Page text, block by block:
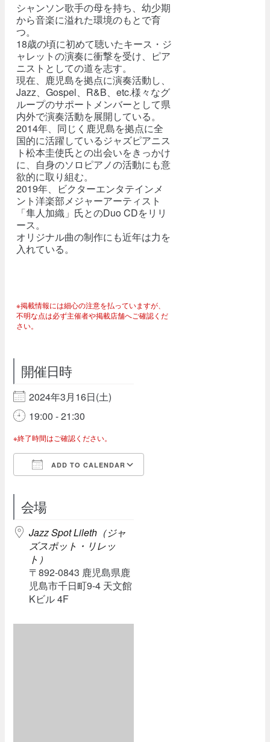
シャンソン歌手の母を持ち、幼少期
から音楽に溢れた環境のもとで育
つ。
18歳の頃に初めて聴いたキース・ジ
ャレットの演奏に衝撃を受け、ピア
ニストとしての道を志す。
現在、鹿児島を拠点に演奏活動し、
Jazz、Gospel、R&B、etc.様々なグ
ループのサポートメンバーとして県
内外で演奏活動を展開している。
2014年、同じく鹿児島を拠点に全
国的に活躍しているジャズピアニス
ト松本圭使氏との出会いをきっかけ
に、自身のソロピアノの活動にも意
欲的に取り組む。
2019年、ビクターエンタテインメ
ント洋楽部メジャーアーティスト
「隼人加織」氏とのDuo CDをリリ
ース。
オリジナル曲の制作にも近年は力を
入れている。
※掲載情報には細心の注意を払っていますが、
不明な点は必ず主催者や掲載店舗へご確認くだ
さい。
開催日時
2024年3月16日(土)
19:00 - 21:30
※終了時間はご確認ください。
ADD TO CALENDAR
会場
Jazz Spot Lileth（ジャ
ズスポット・リレッ
ト）
〒892-0843 鹿児島県鹿
児島市千日町9-4 天文館
Kビル 4F